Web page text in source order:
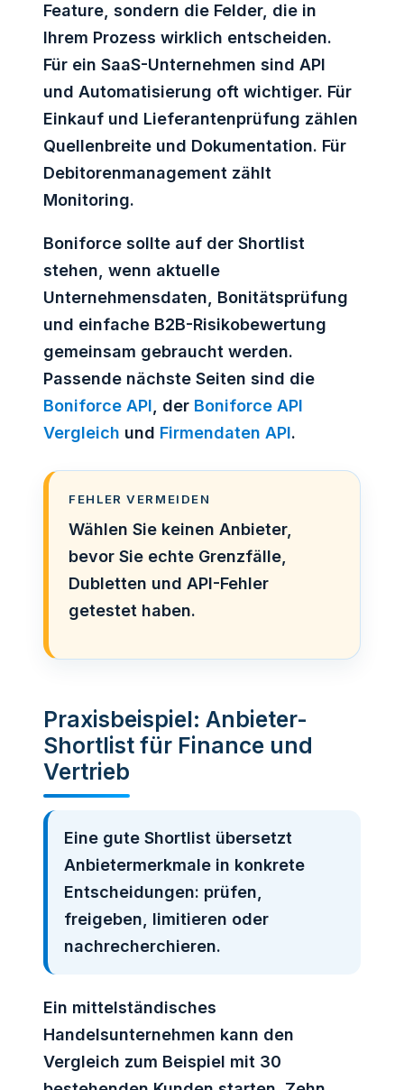
Feature, sondern die Felder, die in
Ihrem Prozess wirklich entscheiden.
Für ein SaaS-Unternehmen sind API
und Automatisierung oft wichtiger. Für
Einkauf und Lieferantenprüfung zählen
Quellenbreite und Dokumentation. Für
Debitorenmanagement zählt
Monitoring.
Boniforce sollte auf der Shortlist
stehen, wenn aktuelle
Unternehmensdaten, Bonitätsprüfung
und einfache B2B-Risikobewertung
gemeinsam gebraucht werden.
Passende nächste Seiten sind die
Boniforce API , der Boniforce API
Vergleich und Firmendaten API.
FEHLER VERMEIDEN
Wählen Sie keinen Anbieter,
bevor Sie echte Grenzfälle,
Dubletten und API-Fehler
getestet haben.
Praxisbeispiel: Anbieter-
Shortlist für Finance und
Vertrieb
Eine gute Shortlist übersetzt
Anbietermerkmale in konkrete
Entscheidungen: prüfen,
freigeben, limitieren oder
nachrecherchieren.
Ein mittelständisches
Handelsunternehmen kann den
Vergleich zum Beispiel mit 30